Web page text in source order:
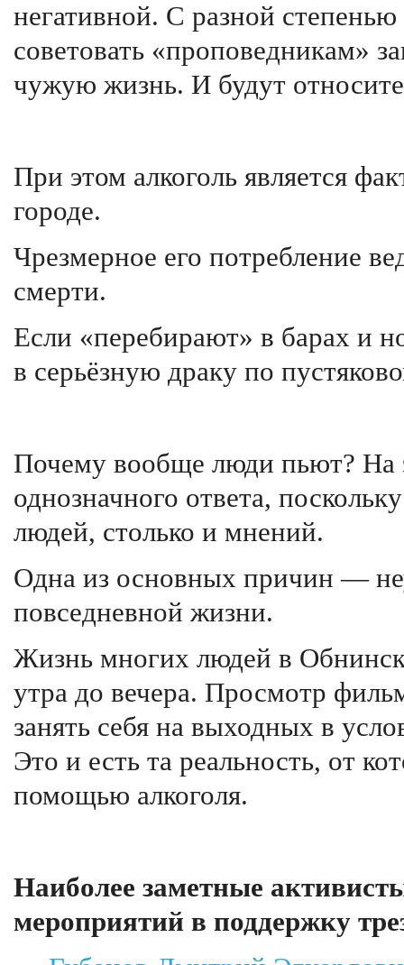
негативной. С разной
советовать «проповедникам»
чужую жизнь. И будут
При этом алкоголь является
городе.
Чрезмерное его потребление
смерти.
Если «перебирают» в барах и
в серьёзную драку по
Почему вообще люди пьют? На
однозначного ответа,
людей, столько и мнений.
Одна из основных причин —
повседневной жизни.
Жизнь многих людей в
утра до вечера. Просмотр
занять себя на выходных в
Это и есть та реальность, от
помощью алкоголя.
Наиболее заметные
мероприятий в поддержку